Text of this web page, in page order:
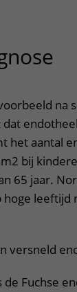
na
het aantal
bij
65 jaar.
leeftijd
versneld
de Fuchse